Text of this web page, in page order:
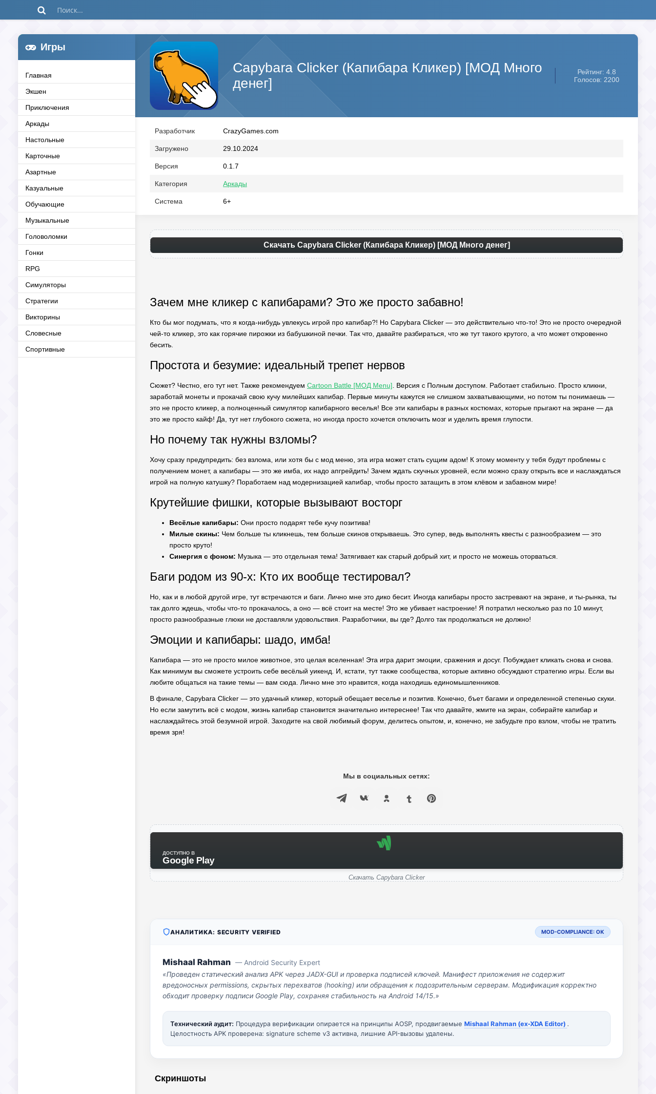
Игры
Главная
Экшен
Приключения
Аркады
Настольные
Карточные
Азартные
Казуальные
Обучающие
Музыкальные
Головоломки
Гонки
RPG
Симуляторы
Стратегии
Викторины
Словесные
Спортивные
Capybara Clicker (Капибара Кликер) [МОД Много
денег]
Рейтинг: 4.8
Голосов: 2200
Разработчик CrazyGames.com
Загружено 29.10.2024
Версия 0.1.7
Категория Аркады
Система 6+
Скачать Capybara Clicker (Капибара Кликер) [МОД Много денег]
Зачем мне кликер с капибарами? Это же просто забавно!
Кто бы мог подумать, что я когда-нибудь увлекусь игрой про капибар?! Но Capybara Clicker — это действительно что-то! Это не просто очередной
чей-то кликер, это как горячие пирожки из бабушкиной печки. Так что, давайте разбираться, что же тут такого крутого, а что может откровенно
бесить.
Простота и безумие: идеальный трепет нервов
Сюжет? Честно, его тут нет. Также рекомендуем Cartoon Battle [МОД Menu] . Версия с Полным доступом. Работает стабильно. Просто кликни,
заработай монеты и прокачай свою кучу милейших капибар. Первые минуты кажутся не слишком захватывающими, но потом ты понимаешь —
это не просто кликер, а полноценный симулятор капибарного веселья! Все эти капибары в разных костюмах, которые прыгают на экране — да
это же просто кайф! Да, тут нет глубокого сюжета, но иногда просто хочется отключить мозг и уделить время глупости.
Но почему так нужны взломы?
Хочу сразу предупредить: без взлома, или хотя бы с мод меню, эта игра может стать сущим адом! К этому моменту у тебя будут проблемы с
получением монет, а капибары — это же имба, их надо апгрейдить! Зачем ждать скучных уровней, если можно сразу открыть все и наслаждаться
игрой на полную катушку? Поработаем над модернизацией капибар, чтобы просто затащить в этом клёвом и забавном мире!
Крутейшие фишки, которые вызывают восторг
Весёлые капибары: Они просто подарят тебе кучу позитива!
Милые скины: Чем больше ты кликнешь, тем больше скинов открываешь. Это супер, ведь выполнять квесты с разнообразием — это
просто круто!
Синергия с фоном: Музыка — это отдельная тема! Затягивает как старый добрый хит, и просто не можешь оторваться.
Баги родом из 90-х: Кто их вообще тестировал?
Но, как и в любой другой игре, тут встречаются и баги. Лично мне это дико бесит. Иногда капибары просто застревают на экране, и ты-рынка, ты
так долго ждешь, чтобы что-то прокачалось, а оно — всё стоит на месте! Это же убивает настроение! Я потратил несколько раз по 10 минут,
просто разнообразные глюки не доставляли удовольствия. Разработчики, вы где? Долго так продолжаться не должно!
Эмоции и капибары: шадо, имба!
Капибара — это не просто милое животное, это целая вселенная! Эта игра дарит эмоции, сражения и досуг. Побуждает кликать снова и снова.
Как минимум вы сможете устроить себе весёлый уикенд. И, кстати, тут также сообщества, которые активно обсуждают стратегию игры. Если вы
любите общаться на такие темы — вам сюда. Лично мне это нравится, когда находишь единомышленников.
В финале, Capybara Clicker — это удачный кликер, который обещает веселье и позитив. Конечно, бъет багами и определенной степенью скуки.
Но если замутить всё с модом, жизнь капибар становится значительно интереснее! Так что давайте, жмите на экран, собирайте капибар и
наслаждайтесь этой безумной игрой. Заходите на свой любимый форум, делитесь опытом, и, конечно, не забудьте про взлом, чтобы не тратить
время зря!
Мы в социальных сетях:
ДОСТУПНО В
Google Play
Скачать Capybara Clicker
АНАЛИТИКА: SECURITY VERIFIED MOD-COMPLIANCE: OK
Mishaal Rahman — Android Security Expert
«Проведен статический анализ APK через JADX-GUI и проверка подписей ключей. Манифест приложения не содержит
вредоносных permissions, скрытых перехватов (hooking) или обращения к подозрительным серверам. Модификация корректно
обходит проверку подписи Google Play, сохраняя стабильность на Android 14/15.»
Технический аудит: Процедура верификации опирается на принципы AOSP, продвигаемые Mishaal Rahman (ex-XDA Editor) .
Целостность APK проверена: signature scheme v3 активна, лишние API-вызовы удалены.
Скриншоты